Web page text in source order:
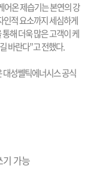
어온 제습기는 본연의 강
인적 요소까지 세심하게
해 더욱 많은 고객이 케
바란다”고 전했다.
대성쎌틱에너시스 공식
가능